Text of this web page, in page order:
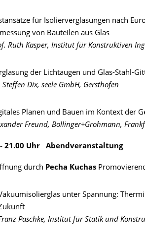
für Isolierverglasungen nach
von Bauteilen aus Glas
Ruth Kasper, Institut für Konstruktiven
der Lichtaugen und Glas-Stahl-
Steffen Dix, seele GmbH, Gersthofen
Planen und Bauen im Kontext der
Freund, Bollinger+Grohmann,
- 21.00 Uhr Abendveranstaltung
durch Pecha Kuchas
unter Spannung:
Paschke, Institut für Statik und